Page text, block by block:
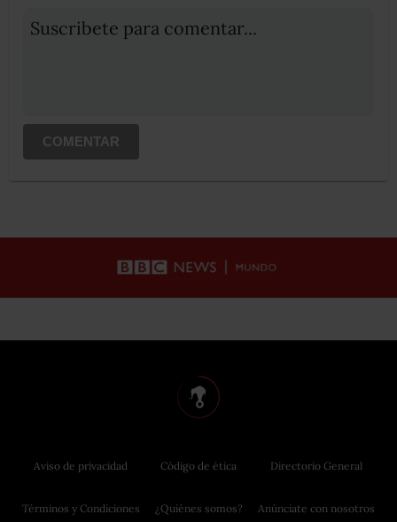
Suscribete para comentar...
COMENTAR
Aviso de privacidad
Términos y Condiciones
Código de ética
¿Quiénes somos?
Directorio General
Anúnciate con nosotros